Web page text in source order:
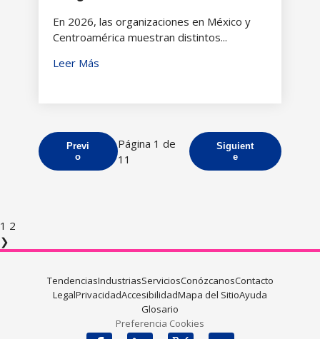
En 2026, las organizaciones en México y
Centroamérica muestran distintos...
Leer Más
Previ
o
Página 1 de
11
Siguient
e
1 2
❯
TendenciasIndustriasServiciosConózcanosContacto
LegalPrivacidadAccesibilidadMapa del SitioAyuda
Glosario
Preferencia Cookies